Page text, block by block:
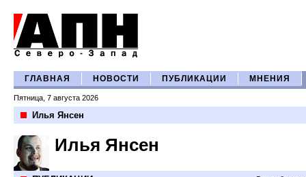
ГЛАВНАЯ НОВОСТИ ПУБЛИКАЦИИ МНЕНИЯ
Пятница, 7 августа 2026
Илья Янсен
Илья Янсен